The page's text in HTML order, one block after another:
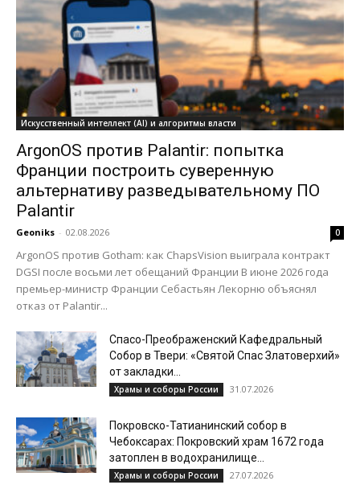
Искусственный интеллект (AI) и алгоритмы власти
ArgonOS против Palantir: попытка
Франции построить суверенную
альтернативу разведывательному ПО
Palantir
Geoniks - 02.08.2026 0
ArgonOS против Gotham: как ChapsVision выиграла контракт
DGSI после восьми лет обещаний Франции В июне 2026 года
премьер-министр Франции Себастьян Лекорню объяснял
отказ от Palantir...
Спасо-Преображенский Кафедральный
Собор в Твери: «Святой Спас Златоверхий»
от закладки...
Храмы и соборы России 31.07.2026
Покровско-Татианинский собор в
Чебоксарах: Покровский храм 1672 года
затоплен в водохранилище...
Храмы и соборы России 27.07.2026